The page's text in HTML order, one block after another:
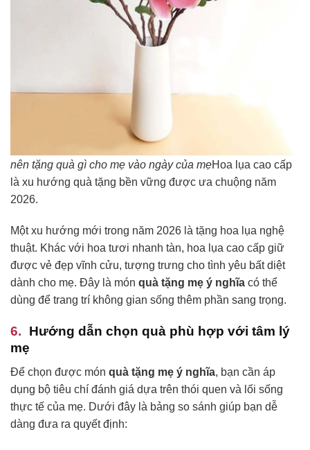
nên tặng quà gì cho mẹ vào ngày của mẹHoa lụa cao cấp
là xu hướng quà tặng bền vững được ưa chuộng năm
2026.
Một xu hướng mới trong năm 2026 là tặng hoa lụa nghệ
thuật. Khác với hoa tươi nhanh tàn, hoa lụa cao cấp giữ
được vẻ đẹp vĩnh cửu, tượng trưng cho tình yêu bất diệt
dành cho mẹ. Đây là món quà tặng mẹ ý nghĩa có thể
dùng để trang trí không gian sống thêm phần sang trọng.
Hướng dẫn chọn quà phù hợp với tâm lý
mẹ
Để chọn được món quà tặng mẹ ý nghĩa, bạn cần áp
dụng bộ tiêu chí đánh giá dựa trên thói quen và lối sống
thực tế của mẹ. Dưới đây là bảng so sánh giúp bạn dễ
dàng đưa ra quyết định: